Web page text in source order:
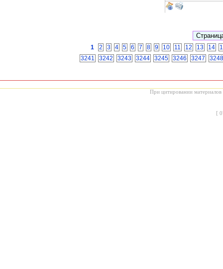
1 2 3 4 5 6 7 8 9 10 11 12 13 14
3241
3242 3243 3244 3245 3246 3247 3248
При цитировании материалов
[